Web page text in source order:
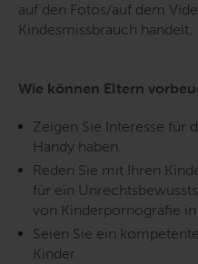
auf den Fotos/auf dem
Kindesmissbrauch handelt.
Wie können Eltern
Zeigen Sie Interesse für
Handy haben.
Reden Sie mit Ihren
für ein
von Kinderpornografie
Seien Sie ein
Kinder.